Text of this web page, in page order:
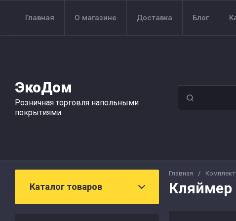
Главная О магазине Доставка Блог
ЭкоДом
Розничная торговля напольными
покрытиями
Каталог товаров
Главная /
Кляймер